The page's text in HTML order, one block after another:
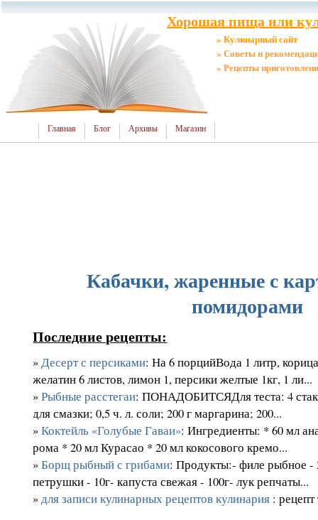
Хорошая пища или
» Кулинарный сайт
» Советы и
» Рецепты
Главная Блог Архивы Магазин
Кабачки, жаренные с
помидорами
Последние рецепты:
»Десерт с персиками: На 6 порцийВода 1 литр,
желатин 6 листов, лимон 1, персики желтые 1кг, 1 ли...
»Рыбные расстегаи: ПОНАДОБИТСЯДля теста: 4
для смазки; 0,5 ч. л. соли; 200 г маргарина; 200...
»Коктейль «Голубые Гаваи»: Ингредиенты: * 60 мл
рома * 20 мл Курасао * 20 мл кокосового кремо...
»Борщ рыбный с грибами: Продукты:- филе рыбное -
петрушки - 10г- капуста свежая - 100г- лук репчаты...
»для записи кулинарных рецептов кулинария :